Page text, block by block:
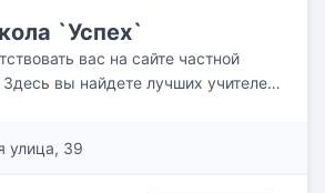
`Успех`
вас на сайте частной
вы найдете лучших учителей
улица, 39